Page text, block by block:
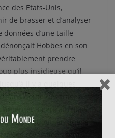
des Etats-Unis,
de brasser et d’analyser
d’une taille
Hobbes en son
prendre
plus insidieuse qu’il
sans doute des traces
américain mais
notre quotidien que le
ces révélations sera